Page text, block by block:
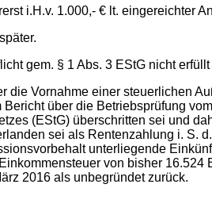
i.H.v. 1.000,- € lt. eingereichter
gem. § 1 Abs. 3 EStG nicht erfüllt
Vornahme einer steuerlichen
über die Betriebsprüfung
(EStG) überschritten sei und
sei als Rentenzahlung i. S.
unterliegende
von bisher
2016 als unbegründet zurück.